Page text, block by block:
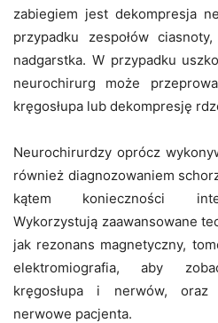
zabiegiem jest dekompresja
przypadku zespołów
nadgarstka. W przypadku
neurochirurg może
kręgosłupa lub dekompresję
Neurochirurdzy oprócz
również diagnozowaniem
kątem konieczności
Wykorzystują zaawansowane
jak rezonans magnetyczny,
elektromiografia, aby
kręgosłupa i nerwów,
nerwowe pacjenta.